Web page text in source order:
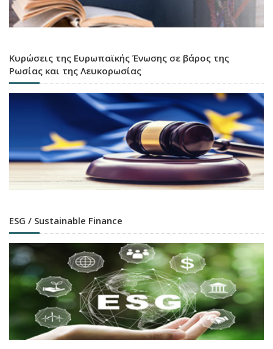
Κυρώσεις της Ευρωπαϊκής Ένωσης σε βάρος της
Ρωσίας και της Λευκορωσίας
ESG / Sustainable Finance